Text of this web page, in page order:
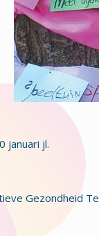
januari jl.
Gezondheid